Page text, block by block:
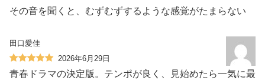
その音を聞くと、むずむずするような感覚がたまらない
田口愛佳
2026年6月29日
青春ドラマの決定版。テンポが良く、見始めたら一気に最